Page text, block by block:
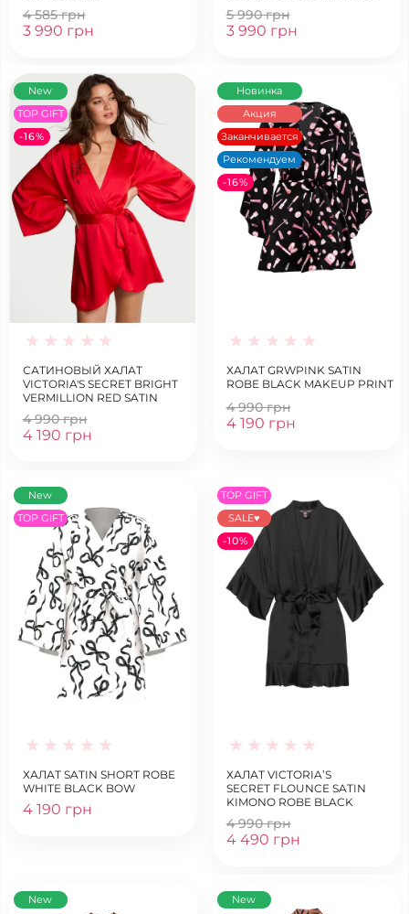
4 585 грн
3 990 грн
5 990 грн
3 990 грн
New
TOP GIFT
-16%
САТИНОВЫЙ ХАЛАТ
VICTORIA'S SECRET BRIGHT
VERMILLION RED SATIN
SPARKLE BOW SHORT ROBE
4 990 грн
4 190 грн
Новинка
Акция
Заканчивается
Рекомендуем
-16%
ХАЛАТ GRWPINK SATIN
ROBE BLACK MAKEUP PRINT
4 990 грн
4 190 грн
New
TOP GIFT
ХАЛАТ SATIN SHORT ROBE
WHITE BLACK BOW
4 190 грн
TOP GIFT
SALE♥
-10%
ХАЛАТ VICTORIA’S
SECRET FLOUNCE SATIN
KIMONO ROBE BLACK
4 990 грн
4 490 грн
New
New